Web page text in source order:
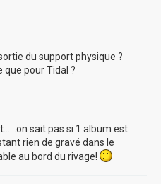
du support physique ?
que pour Tidal ?
sait pas si 1 album est
rien de gravé dans le
au bord du rivage!